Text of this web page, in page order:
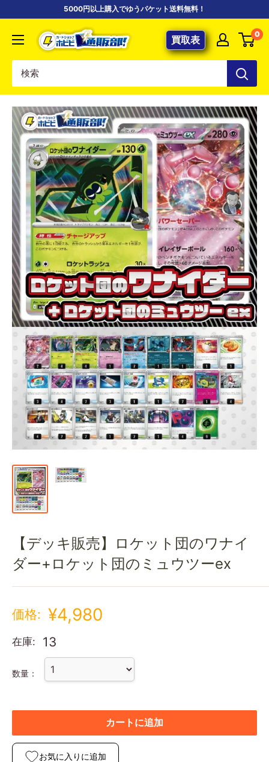
5000円以上購入でゆうパケット送料無料！
【ポ
ケ
専
門
店】
カ
ー
ド
シ
ョ
ッ
プ
ホ
ビ
ビ
通
販
部
買取表 0
【デッキ販売】ロケット団のワナイ
ダー+ロケット団のミュウツーex
価格: ¥4,980
在庫: 13
数量：
カートに追加
お気に入りに追加